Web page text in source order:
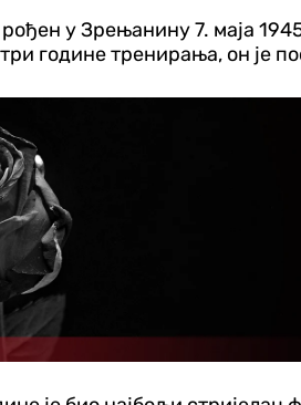
у Зрењанину 7. маја
године тренирања, он је